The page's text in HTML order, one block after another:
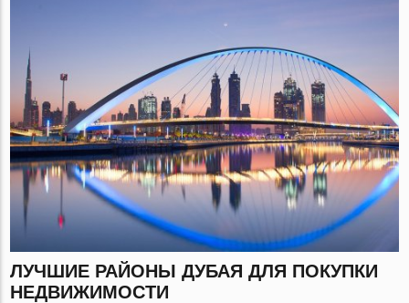
ЛУЧШИЕ РАЙОНЫ ДУБАЯ ДЛЯ ПОКУПКИ
НЕДВИЖИМОСТИ